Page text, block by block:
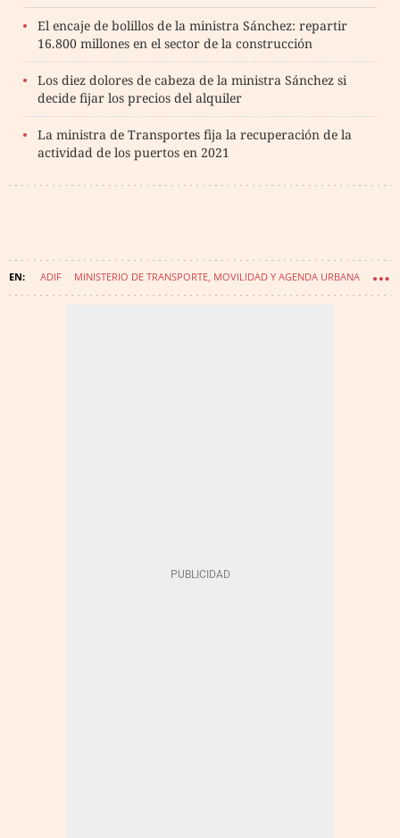
El encaje de bolillos de la ministra Sánchez: repartir
16.800 millones en el sector de la construcción
Los diez dolores de cabeza de la ministra Sánchez si
decide fijar los precios del alquiler
La ministra de Transportes fija la recuperación de la
actividad de los puertos en 2021
ADIF MINISTERIO DE TRANSPORTE, MOVILIDAD Y AGENDA URBANA